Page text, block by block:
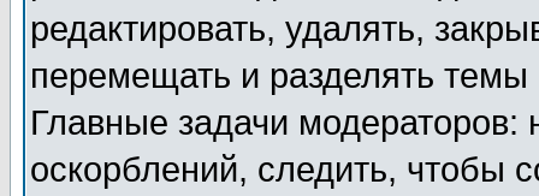
редактировать, удалять,
перемещать и разделять
Главные задачи
оскорблений, следить, чтобы